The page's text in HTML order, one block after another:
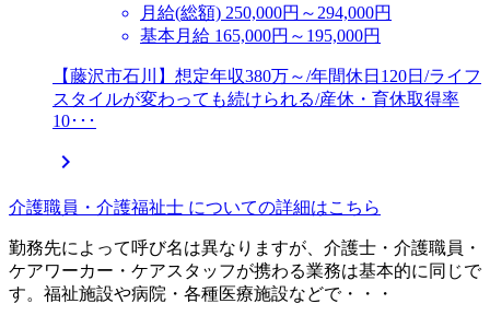
月給(総額) 250,000円～294,000円
基本月給 165,000円～195,000円
【藤沢市石川】想定年収380万～/年間休日120日/ライフ
スタイルが変わっても続けられる/産休・育休取得率
10･･･

介護職員・介護福祉士 についての詳細はこちら
勤務先によって呼び名は異なりますが、介護士・介護職員・
ケアワーカー・ケアスタッフが携わる業務は基本的に同じで
す。福祉施設や病院・各種医療施設などで・・・